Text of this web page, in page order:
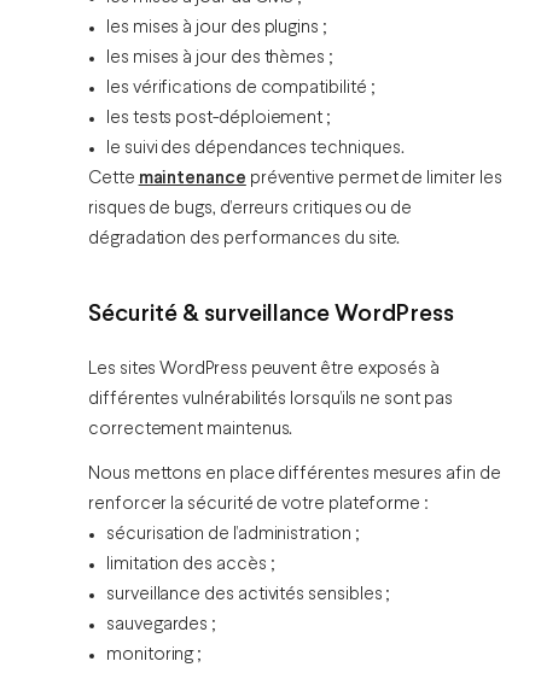
les mises à jour des plugins ;
les mises à jour des thèmes ;
les vérifications de compatibilité ;
les tests post-déploiement ;
le suivi des dépendances techniques.
Cette maintenance préventive permet de limiter les
risques de bugs, d’erreurs critiques ou de
dégradation des performances du site.
Sécurité & surveillance WordPress
Les sites WordPress peuvent être exposés à
différentes vulnérabilités lorsqu’ils ne sont pas
correctement maintenus.
Nous mettons en place différentes mesures afin de
renforcer la sécurité de votre plateforme :
sécurisation de l’administration ;
limitation des accès ;
surveillance des activités sensibles ;
sauvegardes ;
monitoring ;